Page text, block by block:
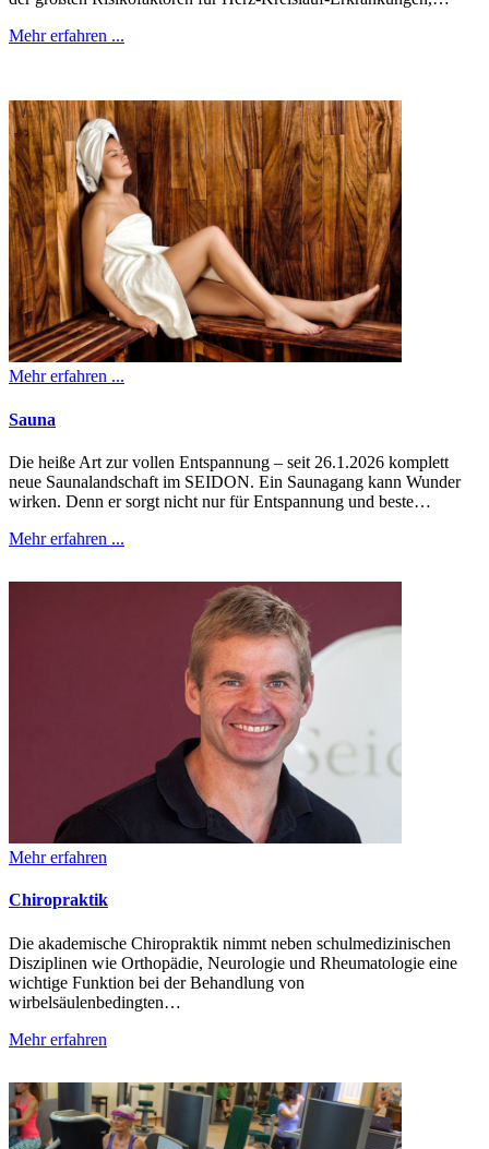
Mehr erfahren ...
Mehr erfahren ...
Sauna
Die heiße Art zur vollen Entspannung – seit 26.1.2026 komplett
neue Saunalandschaft im SEIDON. Ein Saunagang kann Wunder
wirken. Denn er sorgt nicht nur für Entspannung und beste…
Mehr erfahren ...
Mehr erfahren
Chiropraktik
Die akademische Chiropraktik nimmt neben schulmedizinischen
Disziplinen wie Orthopädie, Neurologie und Rheumatologie eine
wichtige Funktion bei der Behandlung von
wirbelsäulenbedingten…
Mehr erfahren